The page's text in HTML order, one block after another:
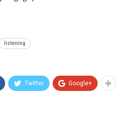
listening
Twitter Google+